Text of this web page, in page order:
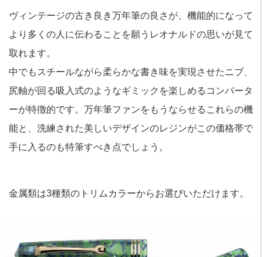
ヴィンテージの古き良き万年筆の良さが、機能的になって
より多くの人に伝わることを願うレオナルドの思いが見て
取れます。
中でもスチールながら柔らかな書き味を実現させたニブ、
尻軸が回る吸入式のようなギミックを楽しめるコンバータ
ーが特徴的です。万年筆ファンをもうならせるこれらの機
能と、洗練された美しいデザインのレジンがこの価格帯で
手に入るのも特筆すべき点でしょう。
金属類は3種類のトリムカラーからお選びいただけます。